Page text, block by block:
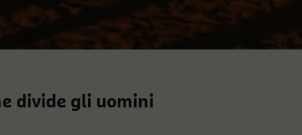
divide gli uomini